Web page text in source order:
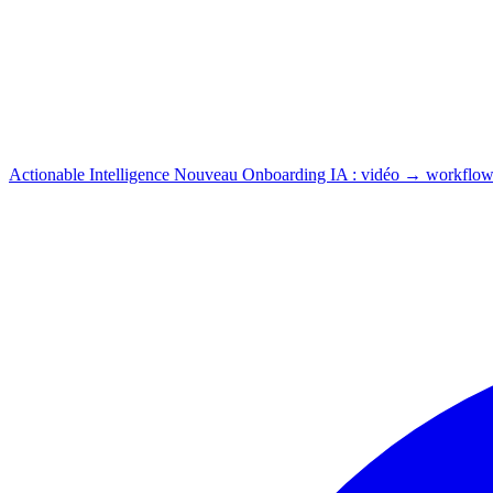
Actionable Intelligence Nouveau Onboarding IA : vidéo →